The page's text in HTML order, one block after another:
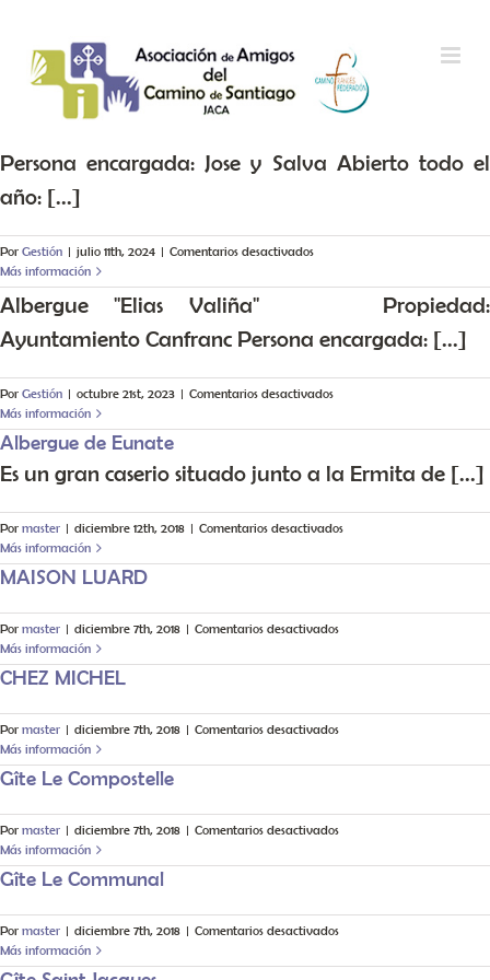
Persona encargada: Jose y Salva Abierto todo el
año: [...]
Por Gestión | julio 11th, 2024 | Comentarios desactivadosen
Más información
Albergue "Elias Valiña" Propiedad:
Ayuntamiento Canfranc Persona encargada: [...]
Por Gestión | octubre 21st, 2023 | Comentarios desactivadosen
Más información
Albergue de Eunate
Es un gran caserio situado junto a la Ermita de [...]
Por master | diciembre 12th, 2018 | Comentarios desactivadosen
de
Más información
MAISON LUARD
Por master | diciembre 7th, 2018 | Comentarios desactivadosen
LUARD
Más información
CHEZ MICHEL
Por master | diciembre 7th, 2018 | Comentarios desactivadosen
MICHEL
Más información
Gîte Le Compostelle
Por master | diciembre 7th, 2018 | Comentarios desactivadosen
Le
Más información
Gîte Le Communal
Por master | diciembre 7th, 2018 | Comentarios desactivadosen
Le
Más información